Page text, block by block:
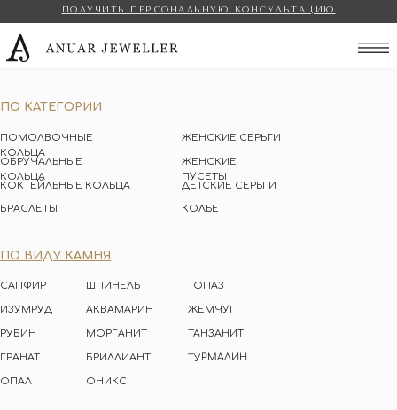
ПОЛУЧИТЬ ПЕРСОНАЛЬНУЮ КОНСУЛЬТАЦИЮ
ПО КАТЕГОРИИ
ПОМОЛВОЧНЫЕ
КОЛЬЦА
ОБРУЧАЛЬНЫЕ
КОЛЬЦА
ЖЕНСКИЕ СЕРЬГИ
КОКТЕЙЛЬНЫЕ КОЛЬЦА
ЖЕНСКИЕ
ПУСЕТЫ
ДЕТСКИЕ СЕРЬГИ
БРАСЛЕТЫ
КОЛЬЕ
ПО ВИДУ КАМНЯ
САПФИР
ИЗУМРУД
ШПИНЕЛЬ
РУБИН
АКВАМАРИН
МОРГАНИТ
ГРАНАТ БРИЛЛИАНТ
ТОПАЗ
ЖЕМЧУГ
ТУРМАЛИН
ТАНЗАНИТ
ОНИКС
ОПАЛ